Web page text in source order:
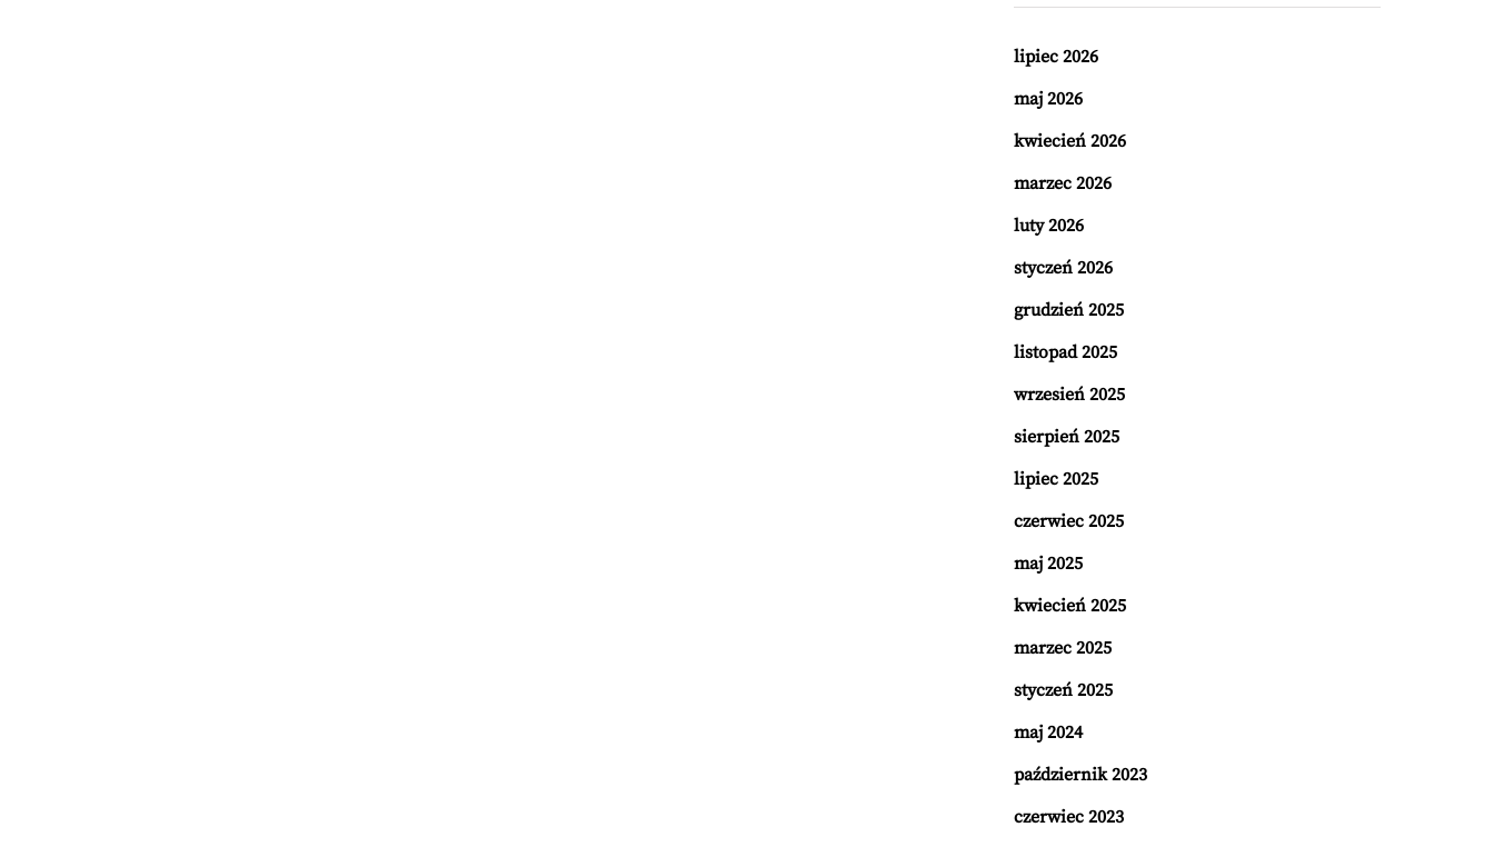
lipiec 2026
maj 2026
kwiecień 2026
marzec 2026
luty 2026
styczeń 2026
grudzień 2025
listopad 2025
wrzesień 2025
sierpień 2025
lipiec 2025
czerwiec 2025
maj 2025
kwiecień 2025
marzec 2025
styczeń 2025
maj 2024
październik 2023
czerwiec 2023